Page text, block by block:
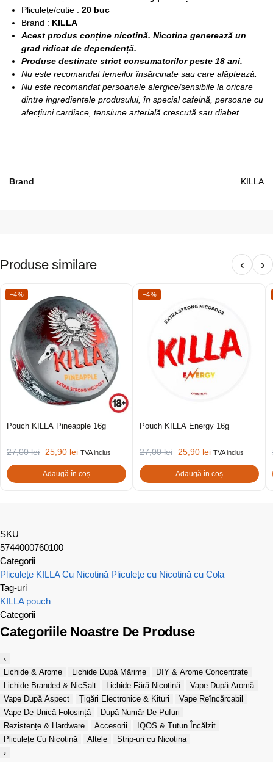
Pliculețe/cutie : 20 buc
Brand : KILLA
Acest produs conține nicotină. Nicotina generează un
grad ridicat de dependență.
Produse destinate strict consumatorilor peste 18 ani.
Nu este recomandat femeilor însărcinate sau care alăptează.
Nu este recomandat persoanele alergice/sensibile la oricare
dintre ingredientele produsului, în special cafeină, persoane cu
afecțiuni cardiace, tensiune arterială crescută sau diabet.
Brand KILLA
Produse similare ‹ ›
−4%
Pouch KILLA Pineapple 16g
27,00lei 25,90 lei TVA inclus
Adaugă în coș
−4%
Pouch KILLA Energy 16g
27,00lei 25,90 lei TVA inclus
Adaugă în coș
SKU
5744000760100
Categorii
Pliculețe KILLA Cu Nicotină Pliculețe cu Nicotină cu Cola
Tag-uri
KILLA pouch
Categorii
Categoriile Noastre De Produse
‹
Lichide & Arome
Lichide După Mărime
DIY & Arome Concentrate
Lichide Branded & NicSalt
Lichide Fără Nicotină
Vape După Aromă
Vape După Aspect
Țigări Electronice & Kituri
Vape Reîncărcabil
Vape De Unică Folosință
După Număr De Pufuri
Rezistențe & Hardware
Accesorii
IQOS & Tutun Încălzit
Pliculețe Cu Nicotină
Altele
Strip-uri cu Nicotina
›